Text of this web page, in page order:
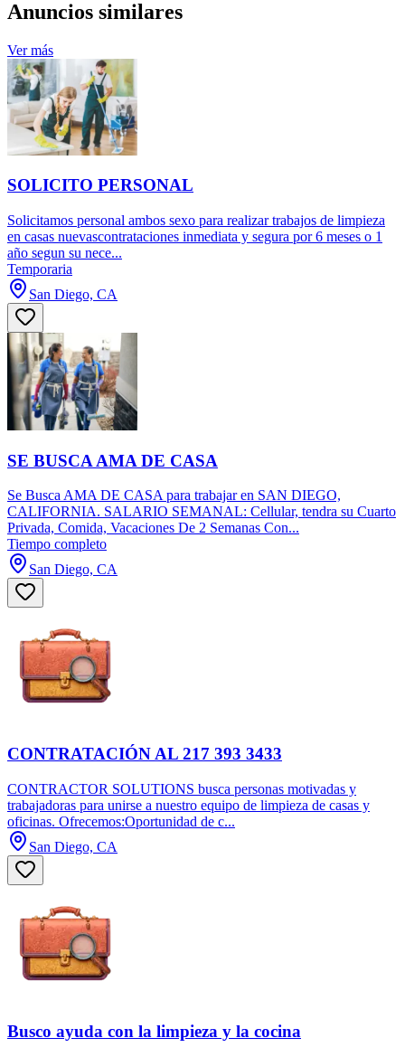
Anuncios similares
Ver más
SOLICITO PERSONAL
Solicitamos personal ambos sexo para realizar trabajos de limpieza
en casas nuevascontrataciones inmediata y segura por 6 meses o 1
año segun su nece...
Temporaria
San Diego, CA
SE BUSCA AMA DE CASA
Se Busca AMA DE CASA para trabajar en SAN DIEGO,
CALIFORNIA. SALARIO SEMANAL: Cellular, tendra su Cuarto
Privada, Comida, Vacaciones De 2 Semanas Con...
Tiempo completo
San Diego, CA
CONTRATACIÓN AL 217 393 3433
CONTRACTOR SOLUTIONS busca personas motivadas y
trabajadoras para unirse a nuestro equipo de limpieza de casas y
oficinas. Ofrecemos:Oportunidad de c...
San Diego, CA
Busco ayuda con la limpieza y la cocina